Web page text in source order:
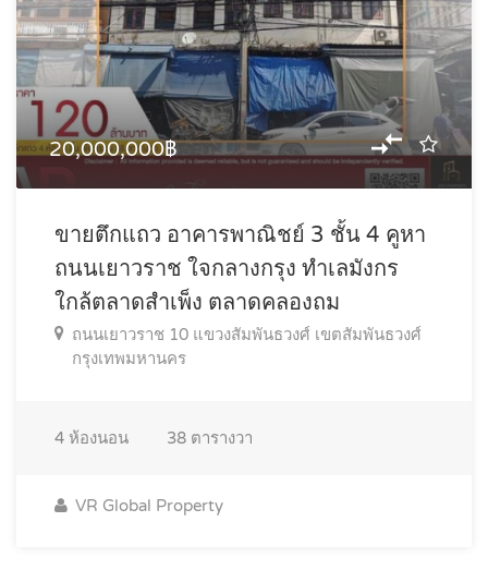
20,000,000฿
ขายตึกแถว อาคารพาณิชย์ 3 ชั้น 4 คูหา
ถนนเยาวราช ใจกลางกรุง ทำเลมังกร
ใกล้ตลาดสำเพ็ง ตลาดคลองถม
ถนนเยาวราช 10 แขวงสัมพันธวงศ์ เขตสัมพันธวงศ์
กรุงเทพมหานคร
4 ห้องนอน 38 ตารางวา
VR Global Property